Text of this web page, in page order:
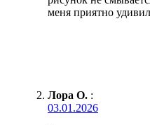
меня приятно
Лора О. :
03.01.2026